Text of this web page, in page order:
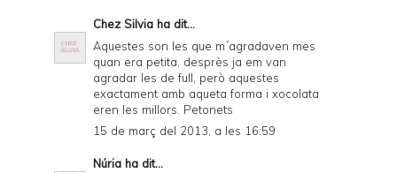
l
y
a
n
d
P
Chez Silvia ha dit...
Aquestes son les que m´agradaven mes
quan era petita, desprès ja em van
agradar les de full, però aquestes
exactament amb aqueta forma i xocolata
eren les millors. Petonets
15 de març del 2013, a les 16:59
Núria ha dit...